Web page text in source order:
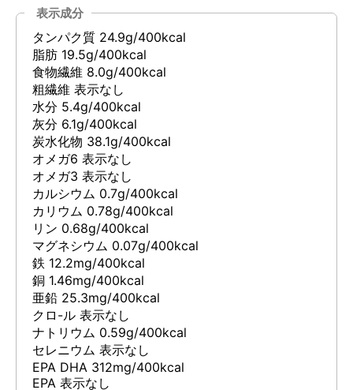
表示成分
タンパク質 24.9g/400kcal
脂肪 19.5g/400kcal
食物繊維 8.0g/400kcal
粗繊維 表示なし
水分 5.4g/400kcal
灰分 6.1g/400kcal
炭水化物 38.1g/400kcal
オメガ6 表示なし
オメガ3 表示なし
カルシウム 0.7g/400kcal
カリウム 0.78g/400kcal
リン 0.68g/400kcal
マグネシウム 0.07g/400kcal
鉄 12.2mg/400kcal
銅 1.46mg/400kcal
亜鉛 25.3mg/400kcal
クロ-ル 表示なし
ナトリウム 0.59g/400kcal
セレニウム 表示なし
EPA DHA 312mg/400kcal
EPA 表示なし